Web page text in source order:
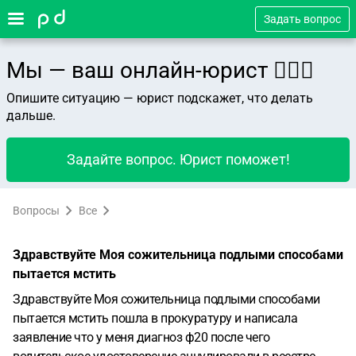
Задать вопрос
Мы — ваш онлайн-юрист 👨🏻‍⚖️
Опишите ситуацию — юрист подскажет, что делать
дальше.
Задайте вопрос. Юрист поможет!
Вопросы Все
Здравствуйте Моя сожительница подлыми способами
пытается мстить
Здравствуйте Моя сожительница подлыми способами
пытается мстить пошла в прокуратуру и написала
заявление что у меня диагноз ф20 после чего